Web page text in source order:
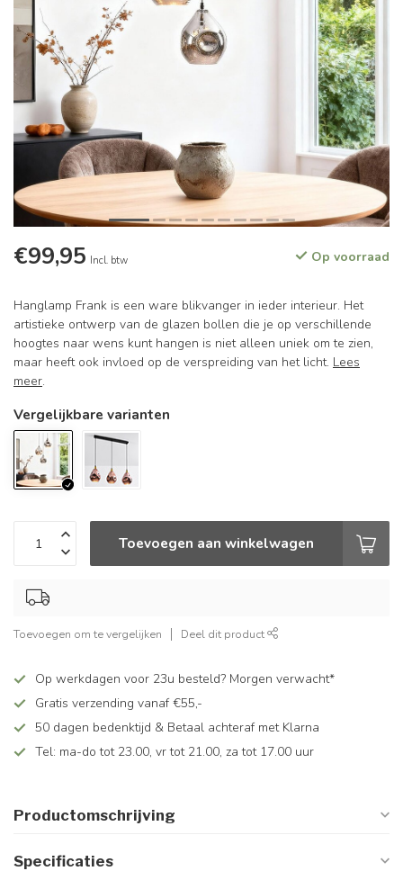
€99,95 Incl. btw Op voorraad
Hanglamp Frank is een ware blikvanger in ieder interieur. Het
artistieke ontwerp van de glazen bollen die je op verschillende
hoogtes naar wens kunt hangen is niet alleen uniek om te zien,
maar heeft ook invloed op de verspreiding van het licht. Lees
meer.
Vergelijkbare varianten
Toevoegen aan winkelwagen
Toevoegen om te vergelijken Deel dit product
Op werkdagen voor 23u besteld? Morgen verwacht*
Gratis verzending vanaf €55,-
50 dagen bedenktijd & Betaal achteraf met Klarna
Tel: ma-do tot 23.00, vr tot 21.00, za tot 17.00 uur
Productomschrijving
Specificaties